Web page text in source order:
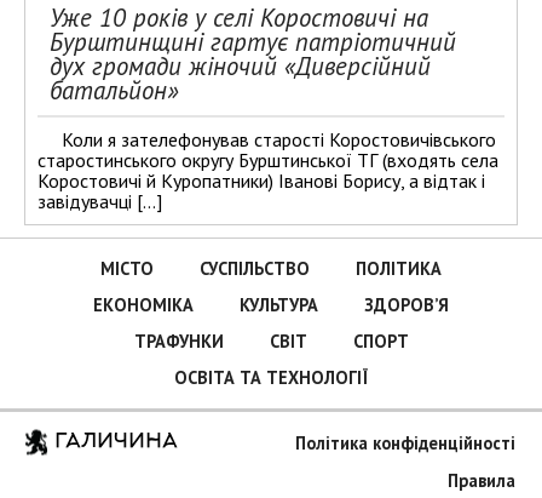
Уже 10 років у селі Коростовичі на
Бурштинщині гартує патріотичний
дух громади жіночий «Диверсійний
батальйон»
Коли я зателефонував старості Коростовичівського
старостинського округу Бурштинської ТГ (входять села
Коростовичі й Куропатники) Іванові Борису, а відтак і
завідувачці […]
МІСТО СУСПІЛЬСТВО
ПОЛІТИКА
ЕКОНОМІКА
КУЛЬТУРА
ЗДОРОВ’Я
ТРАФУНКИ
СВІТ
СПОРТ
ОСВІТА ТА ТЕХНОЛОГІЇ
ГАЛИЧИНА
Політика конфіденційності
Правила